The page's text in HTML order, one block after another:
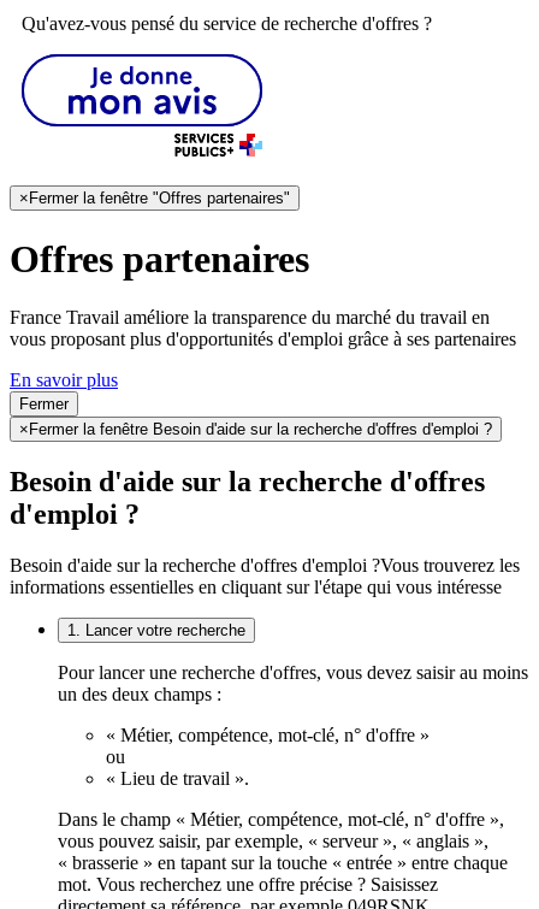
Qu'avez-vous pensé du service de recherche d'offres ?
× Fermer la fenêtre "Offres partenaires"
Offres partenaires
France Travail améliore la transparence du marché du travail en
vous proposant plus d'opportunités d'emploi grâce à ses partenaires
En savoir plus
Fermer
× Fermer la fenêtre Besoin d'aide sur la recherche d'offres d'emploi ?
Besoin d'aide sur la recherche d'offres
d'emploi ?
Besoin d'aide sur la recherche d'offres d'emploi ?Vous trouverez les
informations essentielles en cliquant sur l'étape qui vous intéresse
1. Lancer votre recherche
Pour lancer une recherche d'offres, vous devez saisir au moins
un des deux champs :
« Métier, compétence, mot-clé, n° d'offre »
ou
« Lieu de travail ».
Dans le champ « Métier, compétence, mot-clé, n° d'offre »,
vous pouvez saisir, par exemple, « serveur », « anglais »,
« brasserie » en tapant sur la touche « entrée » entre chaque
mot. Vous recherchez une offre précise ? Saisissez